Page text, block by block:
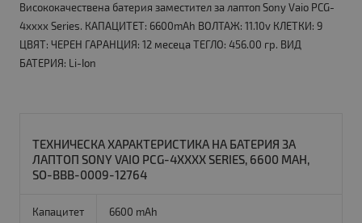
Висококачествена батерия заместител за лаптоп Sony Vaio PCG-
4xxxx Series. КАПАЦИТЕТ: 6600mAh ВОЛТАЖ: 11.10v КЛЕТКИ: 9
ЦВЯТ: ЧЕРЕН ГАРАНЦИЯ: 12 месеца ТЕГЛО: 456.00 гр. ВИД
БАТЕРИЯ: Li-Ion
ТЕХНИЧЕСКА ХАРАКТЕРИСТИКА НА БАТЕРИЯ ЗА
ЛАПТОП SONY VAIO PCG-4XXXX SERIES, 6600 MAH,
SO-BBB-0009-12764
Капацитет 6600 mAh